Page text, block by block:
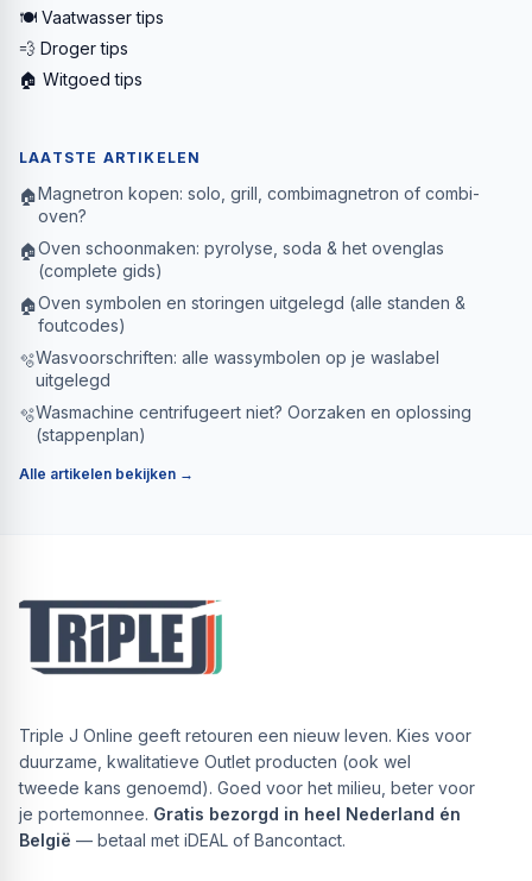
🍽️ Vaatwasser tips
💨 Droger tips
🏠 Witgoed tips
LAATSTE ARTIKELEN
🏠Magnetron kopen: solo, grill, combimagnetron of combi-
oven?
🏠Oven schoonmaken: pyrolyse, soda & het ovenglas
(complete gids)
🏠Oven symbolen en storingen uitgelegd (alle standen &
foutcodes)
🫧Wasvoorschriften: alle wassymbolen op je waslabel
uitgelegd
🫧Wasmachine centrifugeert niet? Oorzaken en oplossing
(stappenplan)
Alle artikelen bekijken →
Triple J Online geeft retouren een nieuw leven. Kies voor
duurzame, kwalitatieve Outlet producten (ook wel
tweede kans genoemd). Goed voor het milieu, beter voor
je portemonnee. Gratis bezorgd in heel Nederland én
België — betaal met iDEAL of Bancontact.